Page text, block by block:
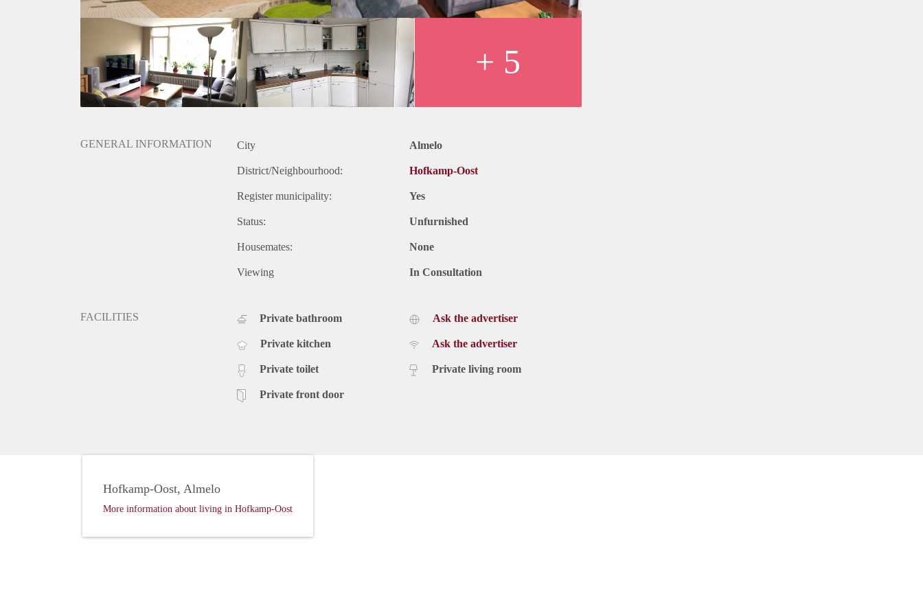
- Waarborgsom 1 maand huur
Geïnteresseerd? Schrijf u in op www.verhuurpro.nl en stuur een mail naar almelo@verhuurpro.nl.
Deze advertentie op internet en op Facebook is slechts ter informatie en dus geheel vrijblijvend. Aan eventuele
onjuistheden kunnen geen rechten worden ontleend.
+ 5
GENERAL INFORMATION City Almelo
District/Neighbourhood: Hofkamp-Oost
Register municipality: Yes
Status: Unfurnished
Housemates: None
Viewing In Consultation
FACILITIES Private bathroom
Private kitchen
Private toilet
Private front door
Ask the advertiser
Ask the advertiser
Private living room
Hofkamp-Oost, Almelo
More information about living in Hofkamp-Oost